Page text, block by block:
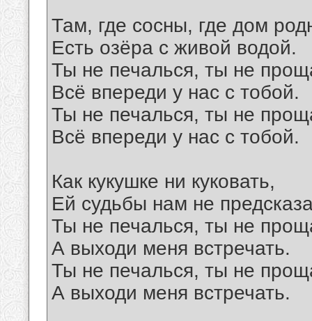
Там, где сосны, где дом
Есть озёра с живой водой.
Ты не печалься, ты не
Всё впереди у нас с тобой.
Ты не печалься, ты не
Всё впереди у нас с тобой.
Как кукушке ни куковать,
Ей судьбы нам не
Ты не печалься, ты не
А выходи меня встречать.
Ты не печалься, ты не
А выходи меня встречать.